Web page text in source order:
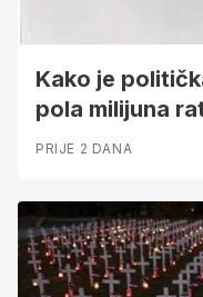
Kako je
pola milijuna
PRIJE 2 DANA